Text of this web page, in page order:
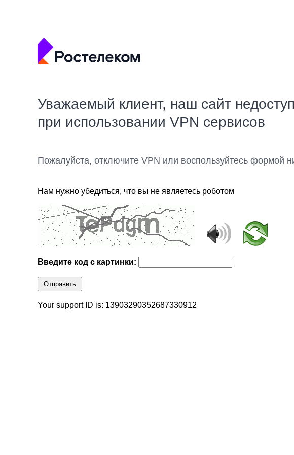
Уважаемый клиент, наш сайт
при использовании VPN сервисов
Пожалуйста, отключите VPN или воспользуйтесь формой
Нам нужно убедиться, что вы не являетесь роботом
Введите код с картинки:
Отправить
Your support ID is: 13903290352687330912